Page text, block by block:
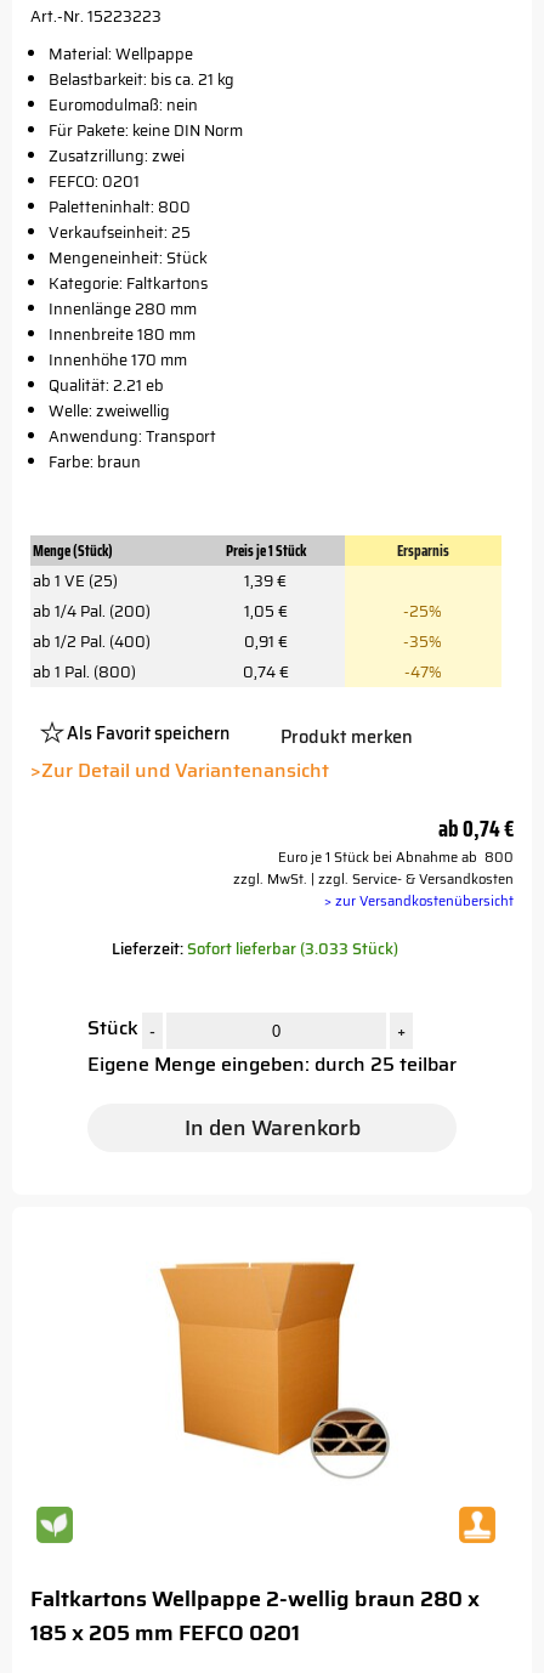
Art.-Nr. 15223223
Material: Wellpappe
Belastbarkeit: bis ca. 21 kg
Euromodulmaß: nein
Für Pakete: keine DIN Norm
Zusatzrillung: zwei
FEFCO: 0201
Paletteninhalt: 800
Verkaufseinheit: 25
Mengeneinheit: Stück
Kategorie: Faltkartons
Innenlänge 280 mm
Innenbreite 180 mm
Innenhöhe 170 mm
Qualität: 2.21 eb
Welle: zweiwellig
Anwendung: Transport
Farbe: braun
Menge (Stück) Preis je 1 Stück
Ersparnis
ab 1 VE (25)
1,39 €
ab 1/4 Pal. (200)
1,05 €
-25%
ab 1/2 Pal. (400)
0,91 €
-35%
ab 1 Pal. (800)
0,74 € -47%
Als Favorit speichern
Platzhalter
Button
Produkt merken
>Zur Detail und Variantenansicht
ab0,74 €
Euro je 1 Stück bei Abnahme ab 800
zzgl. MwSt. | zzgl. Service- & Versandkosten
> zur Versandkostenübersicht
Lieferzeit:Sofort lieferbar (3.033 Stück)
Stück - +
Eigene Menge eingeben: durch 25 teilbar
In den Warenkorb
Faltkartons Wellpappe 2-wellig braun 280 x
185 x 205 mm FEFCO 0201